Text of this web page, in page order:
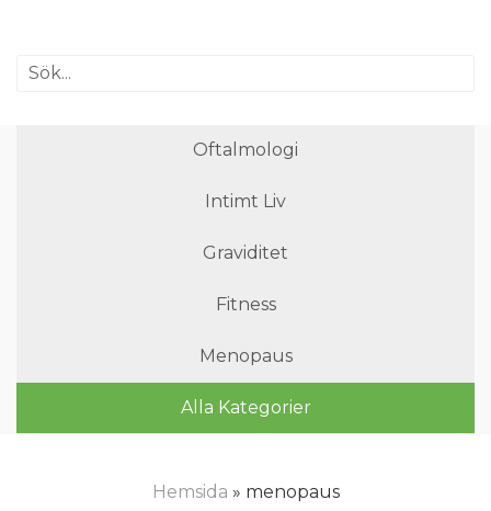
Oftalmologi
Intimt Liv
Graviditet
Fitness
Menopaus
Alla Kategorier
Hemsida » menopaus